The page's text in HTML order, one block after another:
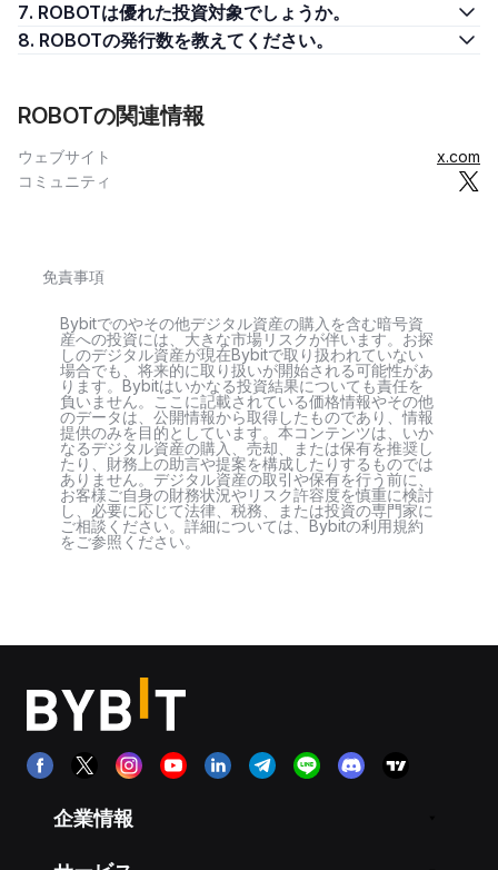
7. ROBOTは優れた投資対象でしょうか。
8. ROBOTの発行数を教えてください。
ROBOTの関連情報
ウェブサイト
x.com
コミュニティ
免責事項
Bybitでのやその他デジタル資産の購入を含む暗号資
産への投資には、大きな市場リスクが伴います。お探
しのデジタル資産が現在Bybitで取り扱われていない
場合でも、将来的に取り扱いが開始される可能性があ
ります。Bybitはいかなる投資結果についても責任を
負いません。ここに記載されている価格情報やその他
のデータは、公開情報から取得したものであり、情報
提供のみを目的としています。本コンテンツは、いか
なるデジタル資産の購入、売却、または保有を推奨し
たり、財務上の助言や提案を構成したりするものでは
ありません。デジタル資産の取引や保有を行う前に、
お客様ご自身の財務状況やリスク許容度を慎重に検討
し、必要に応じて法律、税務、または投資の専門家に
ご相談ください。詳細については、Bybitの利用規約
をご参照ください。
企業情報